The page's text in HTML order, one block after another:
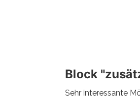
Block
Sehr interessante